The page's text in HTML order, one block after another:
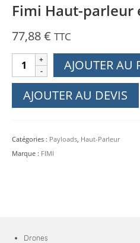
Fimi Haut-parleur
77,88€ TTC
quantité
de
Fimi
Haut-
largage
AJOUTER AU
AJOUTER AU DEVIS
Catégories : Payloads, Haut-Parleur
Marque : FIMI
Drones